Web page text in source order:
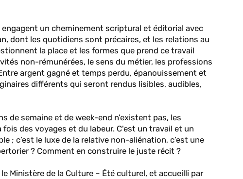
un cheminement scriptural et éditorial avec
dont les quotidiens sont précaires, et les relations au
la place et les formes que prend ce travail
non-rémunérées, le sens du métier, les professions
argent gagné et temps perdu, épanouissement et
différents qui seront rendus lisibles, audibles,
de semaine et de week-end n’existent pas, les
des voyages et du labeur. C'est un travail et un
; c’est le luxe de la relative non-aliénation, c’est une
? Comment en construire le juste récit ?
Ministère de la Culture – Été culturel, et accueilli par